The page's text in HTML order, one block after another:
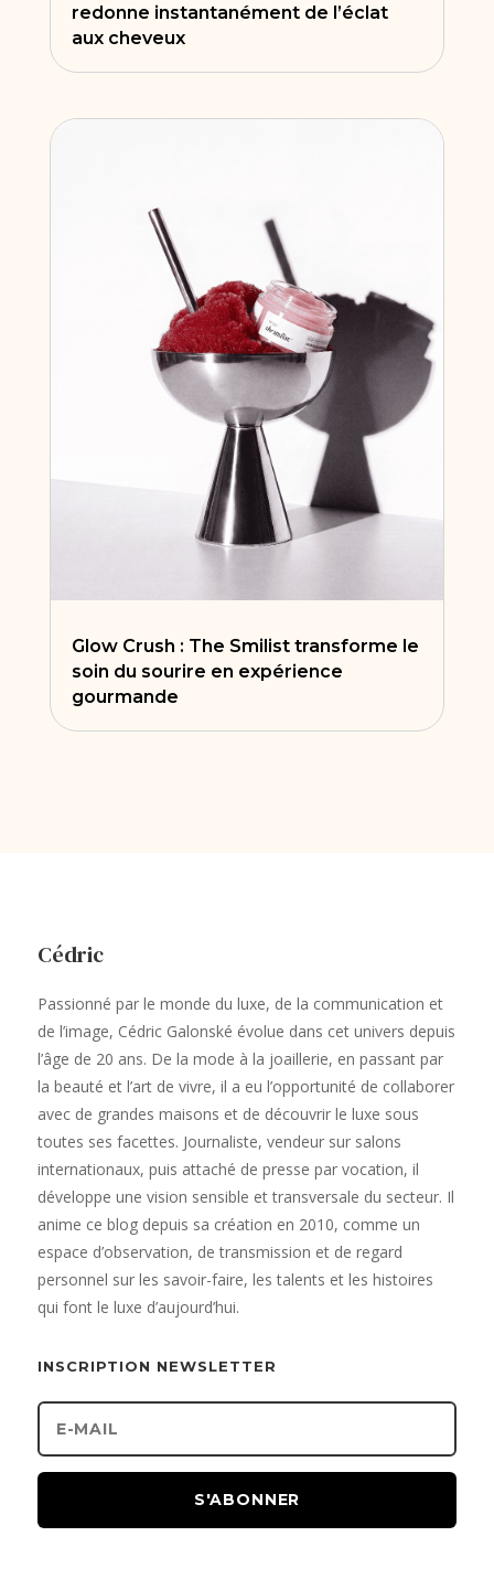
redonne instantanément de l’éclat
aux cheveux
Glow Crush : The Smilist transforme le
soin du sourire en expérience
gourmande
Cédric
Passionné par le monde du luxe, de la communication et
de l’image, Cédric Galonské évolue dans cet univers depuis
l’âge de 20 ans. De la mode à la joaillerie, en passant par
la beauté et l’art de vivre, il a eu l’opportunité de collaborer
avec de grandes maisons et de découvrir le luxe sous
toutes ses facettes. Journaliste, vendeur sur salons
internationaux, puis attaché de presse par vocation, il
développe une vision sensible et transversale du secteur. Il
anime ce blog depuis sa création en 2010, comme un
espace d’observation, de transmission et de regard
personnel sur les savoir-faire, les talents et les histoires
qui font le luxe d’aujourd’hui.
INSCRIPTION NEWSLETTER
S'ABONNER